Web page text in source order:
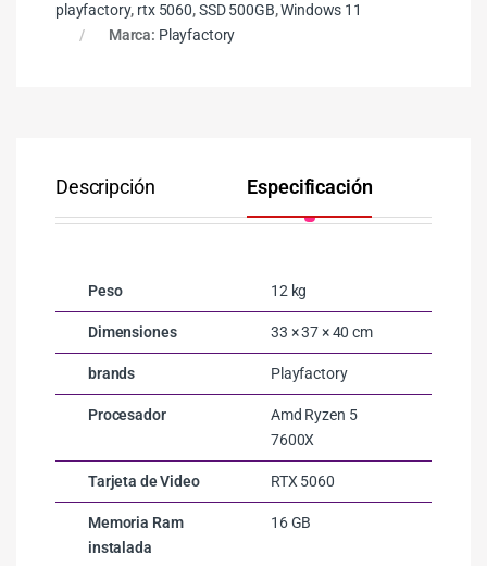
playfactory, rtx 5060,SSD 500GB,Windows 11
Marca: Playfactory
Descripción Especificación
Peso 12 kg
Dimensiones 33 × 37 × 40 cm
brands Playfactory
Procesador
Amd Ryzen 5
7600X
Tarjeta de Video RTX 5060
Memoria Ram
instalada
16 GB